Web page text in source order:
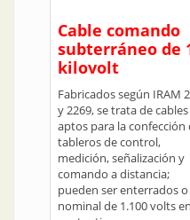
Cable comando
subterráneo de
kilovolt
Fabricados según IRAM
y 2269, se trata de cables
aptos para la confección
tableros de control,
medición, señalización y
comando a distancia;
pueden ser enterrados
nominal de 1.100 volts